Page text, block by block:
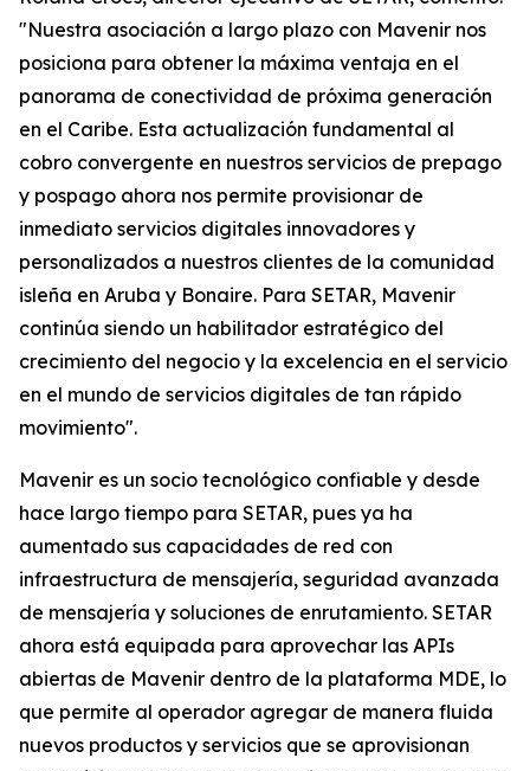
"Nuestra asociación a largo plazo con Mavenir nos
posiciona para obtener la máxima ventaja en el
panorama de conectividad de próxima generación
en el Caribe. Esta actualización fundamental al
cobro convergente en nuestros servicios de prepago
y pospago ahora nos permite provisionar de
inmediato servicios digitales innovadores y
personalizados a nuestros clientes de la comunidad
isleña en Aruba y Bonaire. Para SETAR, Mavenir
continúa siendo un habilitador estratégico del
crecimiento del negocio y la excelencia en el servicio
en el mundo de servicios digitales de tan rápido
movimiento".
Mavenir es un socio tecnológico confiable y desde
hace largo tiempo para SETAR, pues ya ha
aumentado sus capacidades de red con
infraestructura de mensajería, seguridad avanzada
de mensajería y soluciones de enrutamiento. SETAR
ahora está equipada para aprovechar las APIs
abiertas de Mavenir dentro de la plataforma MDE, lo
que permite al operador agregar de manera fluida
nuevos productos y servicios que se aprovisionan